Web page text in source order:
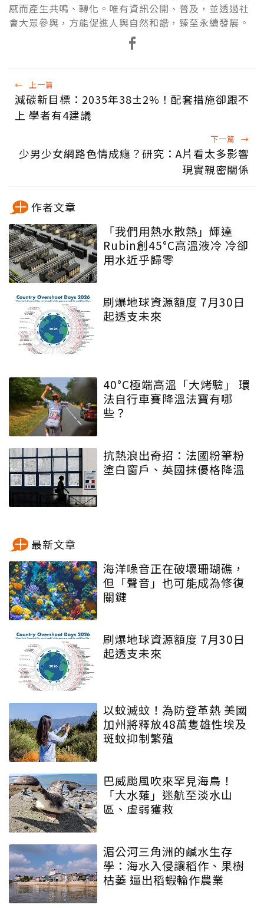
感而產生共鳴、轉化。唯有資訊公開、普及，並透過社
會大眾參與，方能促進人與自然和諧，臻至永續發展。
← 上一篇
減碳新目標：2035年38±2%！配套措施卻跟不
上 學者有4建議
下一篇 →
少男少女網路色情成癮？研究：A片看太多影響
現實親密關係
作者文章
「我們用熱水散熱」輝達
Rubin創45°C高溫液冷 冷卻
用水近乎歸零
刷爆地球資源額度 7月30日
起透支未來
40°C極端高溫「大烤驗」 環
法自行車賽降溫法寶有哪
些？
抗熱浪出奇招：法國粉筆粉
塗白窗戶、英國抹優格降溫
最新文章
海洋噪音正在破壞珊瑚礁，
但「聲音」也可能成為修復
關鍵
刷爆地球資源額度 7月30日
起透支未來
以蚊滅蚊！為防登革熱 美國
加州將釋放48萬隻雄性埃及
斑蚊抑制繁殖
巴威颱風吹來罕見海鳥！
「大水薙」迷航至淡水山
區、虛弱獲救
湄公河三角洲的鹹水生存
學：海水入侵讓稻作、果樹
枯萎 逼出稻蝦輪作農業